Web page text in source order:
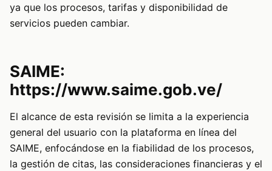
ya que los procesos, tarifas y disponibilidad de
servicios pueden cambiar.
SAIME:
https://www.saime.gob.ve/
El alcance de esta revisión se limita a la experiencia
general del usuario con la plataforma en línea del
SAIME, enfocándose en la fiabilidad de los procesos,
la gestión de citas, las consideraciones financieras y el